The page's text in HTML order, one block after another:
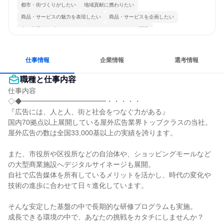
都市・街づくりがしたい 地域貢献に携わりたい
商品・サービスの魅力を表現したい 商品・サービスを企画したい
人の仕事をサポートしたい コミュニケーションが活発
仕事情報 企業情報 選考情報
職種と仕事内容
仕事内容
◇◆━━━━━━━━━━━━・・・・・
『広告には、人と人、街と社会をつなぐ力がある』
国内70拠点以上展開している屋外広告業界トップクラスの当社。
屋外広告の数は全国33,000基以上の実績を誇ります。
また、市役所や区役所などの自治体や、ショッピングモールなど
の大型商業施設へデジタルサイネージも展開。
自社で広告媒体を所有しているメリットを活かし、時代の変化や
技術の進歩に合わせて日々進化しています。
そんな安定した基盤の中で長期的な研修プログラムも実施。
成長できる環境の中で、あなたの挑戦をカタチにしませんか？